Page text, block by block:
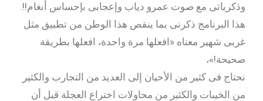
وذكرياتى مع صوت عمرو دياب وإعجابى بإحساس أنغام!!.
هذا البرنامج ذكرنى بما ينقص هذا الوطن من تطبيق مثل
غربى شهير معناه «افعلها مرة واحدة، افعلها بطريقة
صحيحة!»،
نحتاج فى كثير من الأحيان إلى العديد من التجارب والكثير
من الخيبات والكثير من محاولات اختراع العجلة قبل أن